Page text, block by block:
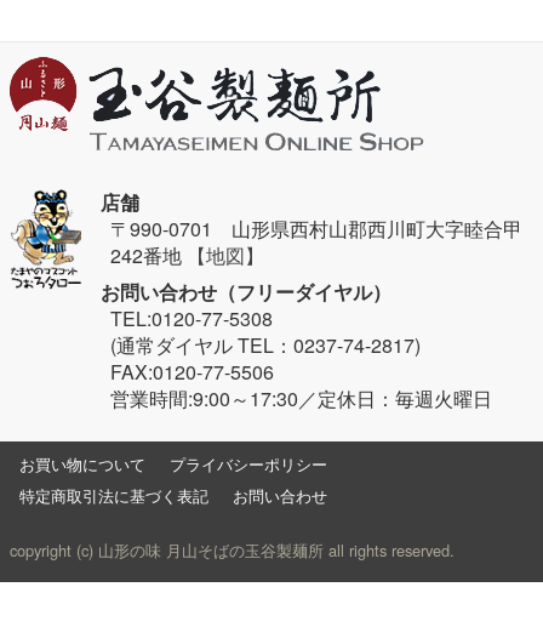
店舗
〒990-0701 山形県西村山郡西川町大字睦合甲
242番地
【地図】
お問い合わせ（フリーダイヤル）
TEL:0120-77-5308
(通常ダイヤル TEL：0237-74-2817)
FAX:0120-77-5506
営業時間:9:00～17:30／定休日：毎週火曜日
お買い物について
プライバシーポリシー
特定商取引法に基づく表記
お問い合わせ
copyright (c) 山形の味 月山そばの玉谷製麺所 all rights reserved.